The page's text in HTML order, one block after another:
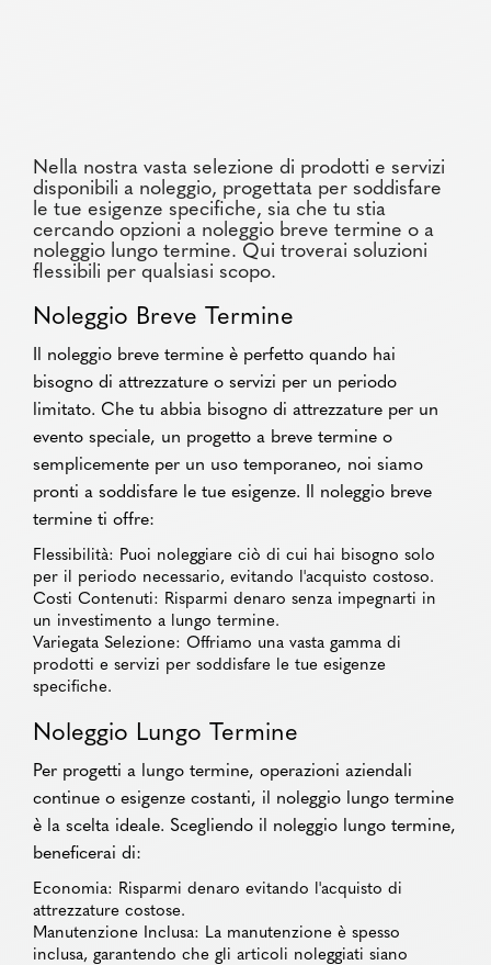
Nella nostra vasta selezione di prodotti e servizi
disponibili a noleggio, progettata per soddisfare
le tue esigenze specifiche, sia che tu stia
cercando opzioni a noleggio breve termine o a
noleggio lungo termine. Qui troverai soluzioni
flessibili per qualsiasi scopo.
Noleggio Breve Termine
Il noleggio breve termine è perfetto quando hai
bisogno di attrezzature o servizi per un periodo
limitato. Che tu abbia bisogno di attrezzature per un
evento speciale, un progetto a breve termine o
semplicemente per un uso temporaneo, noi siamo
pronti a soddisfare le tue esigenze. Il noleggio breve
termine ti offre:
Flessibilità: Puoi noleggiare ciò di cui hai bisogno solo
per il periodo necessario, evitando l'acquisto costoso.
Costi Contenuti: Risparmi denaro senza impegnarti in
un investimento a lungo termine.
Variegata Selezione: Offriamo una vasta gamma di
prodotti e servizi per soddisfare le tue esigenze
specifiche.
Noleggio Lungo Termine
Per progetti a lungo termine, operazioni aziendali
continue o esigenze costanti, il noleggio lungo termine
è la scelta ideale. Scegliendo il noleggio lungo termine,
beneficerai di:
Economia: Risparmi denaro evitando l'acquisto di
attrezzature costose.
Manutenzione Inclusa: La manutenzione è spesso
inclusa, garantendo che gli articoli noleggiati siano